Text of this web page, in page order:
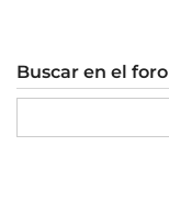
Buscar en el foro